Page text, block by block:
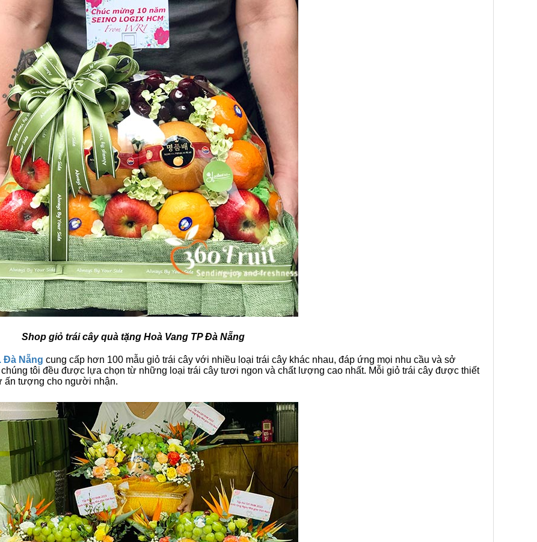
Shop giỏ trái cây quà tặng Hoà Vang TP Đà Nẵng
Đà Nẵng cung cấp hơn 100 mẫu giỏ trái cây với nhiều loại trái cây khác nhau, đáp ứng mọi nhu cầu và sở
tôi đều được lựa chọn từ những loại trái cây tươi ngon và chất lượng cao nhất. Mỗi giỏ trái cây được thiết
ấn tượng cho người nhận.